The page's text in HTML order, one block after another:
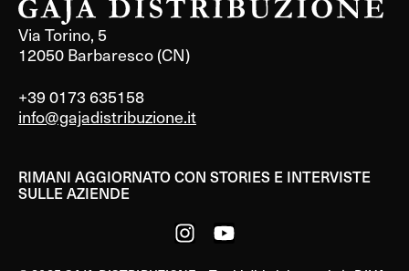
Via Torino, 5
12050 Barbaresco (CN)
+39 0173 635158
info@gajadistribuzione.it
RIMANI AGGIORNATO CON STORIES E INTERVISTE
SULLE AZIENDE